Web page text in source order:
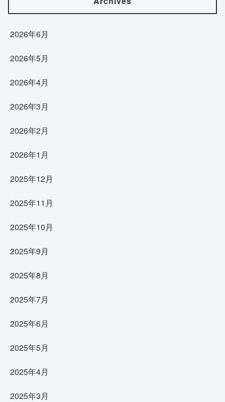
2026年6月
2026年5月
2026年4月
2026年3月
2026年2月
2026年1月
2025年12月
2025年11月
2025年10月
2025年9月
2025年8月
2025年7月
2025年6月
2025年5月
2025年4月
2025年3月